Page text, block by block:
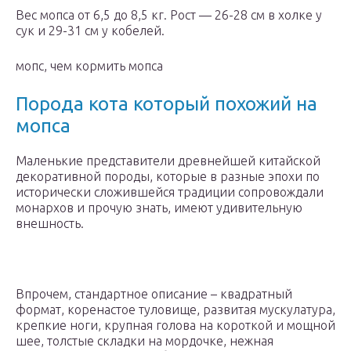
Вес мопса от 6,5 до 8,5 кг. Рост — 26-28 см в холке у
сук и 29-31 см у кобелей.
мопс, чем кормить мопса
Порода кота который похожий на
мопса
Маленькие представители древнейшей китайской
декоративной породы, которые в разные эпохи по
исторически сложившейся традиции сопровождали
монархов и прочую знать, имеют удивительную
внешность.
Впрочем, стандартное описание – квадратный
формат, коренастое туловище, развитая мускулатура,
крепкие ноги, крупная голова на короткой и мощной
шее, толстые складки на мордочке, нежная